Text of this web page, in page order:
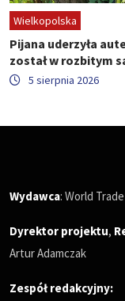
Wielkopolska
Pijana uderzyła
został w rozbitym
5 sierpnia 2026
Wydawca: World
Dyrektor projektu,
Artur Adamczak
Zespół redakcyjny: